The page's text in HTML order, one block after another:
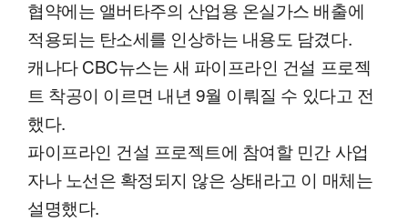
협약에는 앨버타주의 산업용 온실가스 배출에
적용되는 탄소세를 인상하는 내용도 담겼다.
캐나다 CBC뉴스는 새 파이프라인 건설 프로젝
트 착공이 이르면 내년 9월 이뤄질 수 있다고 전
했다.
파이프라인 건설 프로젝트에 참여할 민간 사업
자나 노선은 확정되지 않은 상태라고 이 매체는
설명했다.